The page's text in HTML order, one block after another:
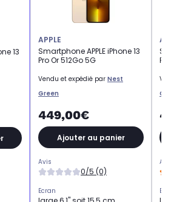
13
APPLE
Smartphone APPLE iPhone 13
Pro Or 512Go 5G
Vendu et expédié par Nest
Green
449,00€
Ajouter au panier
Avis
0/5 (0)
Ecran